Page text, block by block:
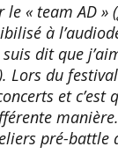
« team AD
à
dit que
du
et c’est
pré-battle